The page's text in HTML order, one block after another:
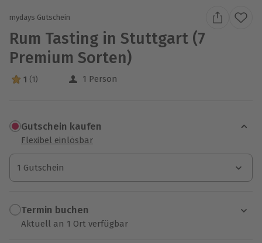
mydays Gutschein
Rum Tasting in Stuttgart (7
Premium Sorten)
1 Sterne von 5 aus 1 Bewertungen
1 (1) 1 Person
Gutschein kaufen
Flexibel einlösbar
1 Gutschein
1 Gutschein
1 Gutschein
Termin buchen
Aktuell an 1 Ort verfügbar